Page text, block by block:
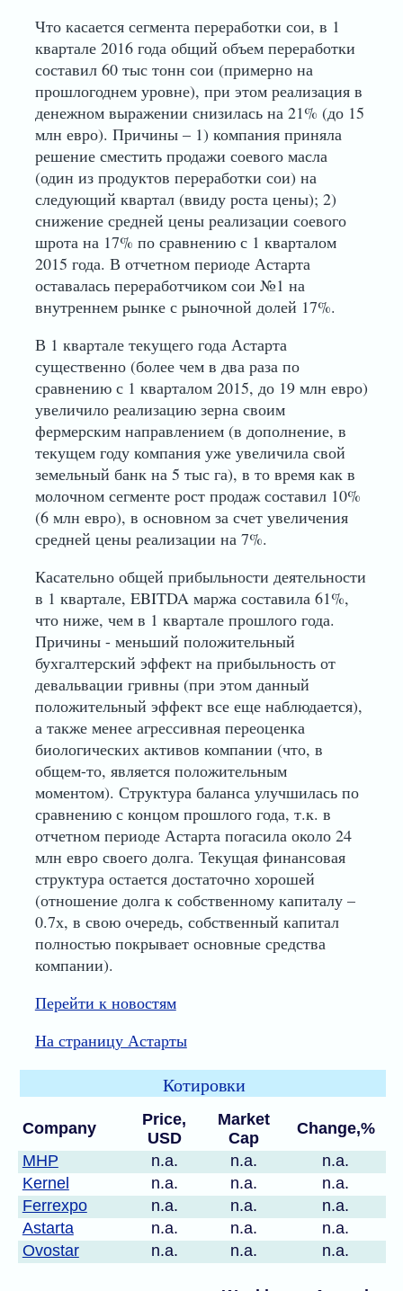
Что касается сегмента переработки сои, в 1
квартале 2016 года общий объем переработки
составил 60 тыс тонн сои (примерно на
прошлогоднем уровне), при этом реализация в
денежном выражении снизилась на 21% (до 15
млн евро). Причины – 1) компания приняла
решение сместить продажи соевого масла
(один из продуктов переработки сои) на
следующий квартал (ввиду роста цены); 2)
снижение средней цены реализации соевого
шрота на 17% по сравнению с 1 кварталом
2015 года. В отчетном периоде Астарта
оставалась переработчиком сои №1 на
внутреннем рынке с рыночной долей 17%.
В 1 квартале текущего года Астарта
существенно (более чем в два раза по
сравнению с 1 кварталом 2015, до 19 млн евро)
увеличило реализацию зерна своим
фермерским направлением (в дополнение, в
текущем году компания уже увеличила свой
земельный банк на 5 тыс га), в то время как в
молочном сегменте рост продаж составил 10%
(6 млн евро), в основном за счет увеличения
средней цены реализации на 7%.
Касательно общей прибыльности деятельности
в 1 квартале, EBITDA маржа составила 61%,
что ниже, чем в 1 квартале прошлого года.
Причины - меньший положительный
бухгалтерский эффект на прибыльность от
девальвации гривны (при этом данный
положительный эффект все еще наблюдается),
а также менее агрессивная переоценка
биологических активов компании (что, в
общем-то, является положительным
моментом). Структура баланса улучшилась по
сравнению с концом прошлого года, т.к. в
отчетном периоде Астарта погасила около 24
млн евро своего долга. Текущая финансовая
структура остается достаточно хорошей
(отношение долга к собственному капиталу –
0.7х, в свою очередь, собственный капитал
полностью покрывает основные средства
компании).
Перейти к новостям
На страницу Астарты
Котировки
Company
Price,
USD
Market
Cap
Change,%
MHP
n.a. n.a.
n.a.
Kernel
n.a. n.a.
n.a.
Ferrexpo
n.a. n.a.
n.a.
Astarta
n.a. n.a.
n.a.
Ovostar
n.a. n.a. n.a.